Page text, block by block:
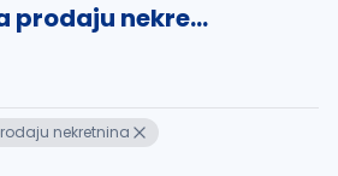
prodaju nekre...
nekretnina